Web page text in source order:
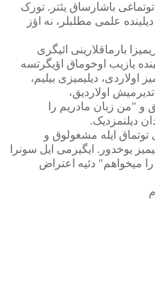
توتماغی باشارساق یئتر. تورک
دیلینده علمی مطلبلر، نه اؤز
بارماقلارینی ائیگری
یازیب اوخوماق اؤیگرتسه
اولاردی، دیلیمیزی بیلیم،
اولاردیق،
و "من زبان مادریم را
دیلنمزدیک.
توتماق ایله مشغولوق و
یوخدور. ایگیرمی ایل سونرا
میخواهم" دئیه اعتراض